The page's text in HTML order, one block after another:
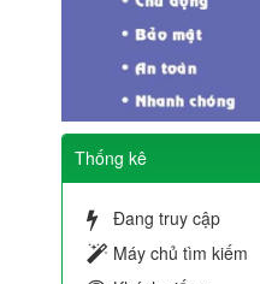
Thống kê
Đang truy cập
Máy chủ tìm kiếm